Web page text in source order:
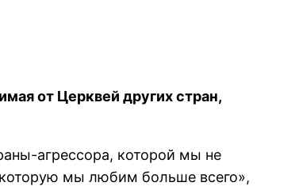
от Церквей других стран,
агрессора, которой мы не
которую мы любим больше всего»,